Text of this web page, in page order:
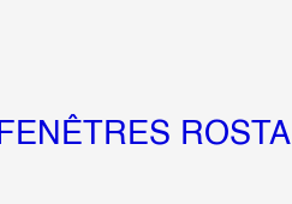
FENÊTRES ROSTA